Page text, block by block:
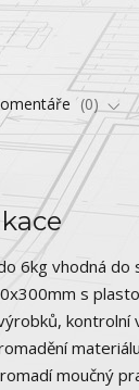
0
6kg vhodná
s
moučný